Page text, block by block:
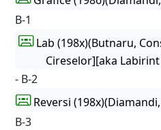
B-1
Lab (198x)(Butnaru,
Cireselor][aka
- B-2
Reversi
B-3